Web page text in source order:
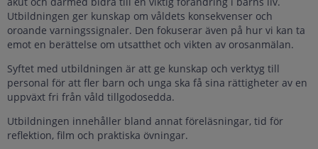
Utbildningen ger kunskap om våldets konsekvenser och
oroande varningssignaler. Den fokuserar även på hur vi kan ta
emot en berättelse om utsatthet och vikten av orosanmälan.
Syftet med utbildningen är att ge kunskap och verktyg till
personal för att fler barn och unga ska få sina rättigheter av en
uppväxt fri från våld tillgodosedda.
Utbildningen innehåller bland annat föreläsningar, tid för
reflektion, film och praktiska övningar.